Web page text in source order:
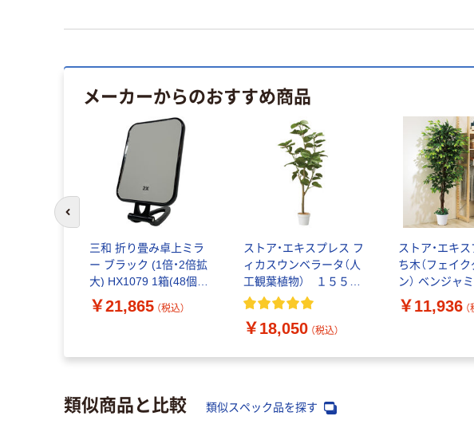
メーカーからのおすすめ商品
三和 折り畳み卓上ミラ
ー ブラック (1倍・2倍拡
大) HX1079 1箱(48個
入)（直送品）
￥21,865 （税込）
ストア・エキスプレス フ
ィカスウンベラータ（人
工観葉植物） １５５ｃ
ｍ 8725-9614 １台（直
￥18,050 （税込）
ストア・エキ
ち木（フェイ
ン） ベンジャ
ン 人工観葉
ンテリアグリ
￥11,936
前のスライドへ
類似商品と比較 類似スペック品を探す